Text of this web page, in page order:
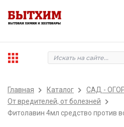
Главная Каталог
САД -
От вредителей, от болезней
Фитолавин 4мл средство против